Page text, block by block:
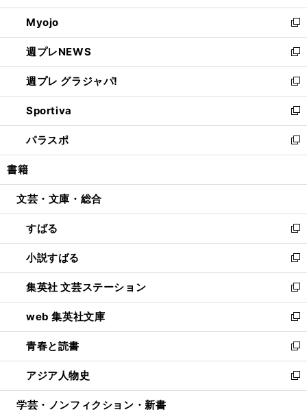
開
く
ウ
で
開
く
ン
ド
ウ
で
開
く
ウ
ィ
ン
ド
ウ
で
開
く
Myojo
新
し
い
ウ
ィ
ン
ド
ウ
で
開
週プレNEWS
新
し
い
ウ
ィ
ン
ド
ウ
開
週プレ グラジャパ!
新
し
い
ウ
ィ
ン
ウ
開
く
Sportiva
新
し
い
ウ
ン
ウ
で
開
く
パラスポ
新
し
ウ
ン
ド
ウ
で
開
く
書籍
文芸・文庫・総合
すばる
新
し
い
ウ
ィ
ン
ド
ウ
で
開
く
小説すばる
新
し
い
ウ
ィ
ン
ド
ウ
で
開
集英社 文芸ステーション
新
し
い
ウ
ィ
ン
ド
ウ
web 集英社文庫
新
し
い
ウ
ィ
ン
青春と読書
新
し
い
ウ
アジア人物史
新
し
学芸・ノンフィクション・新書